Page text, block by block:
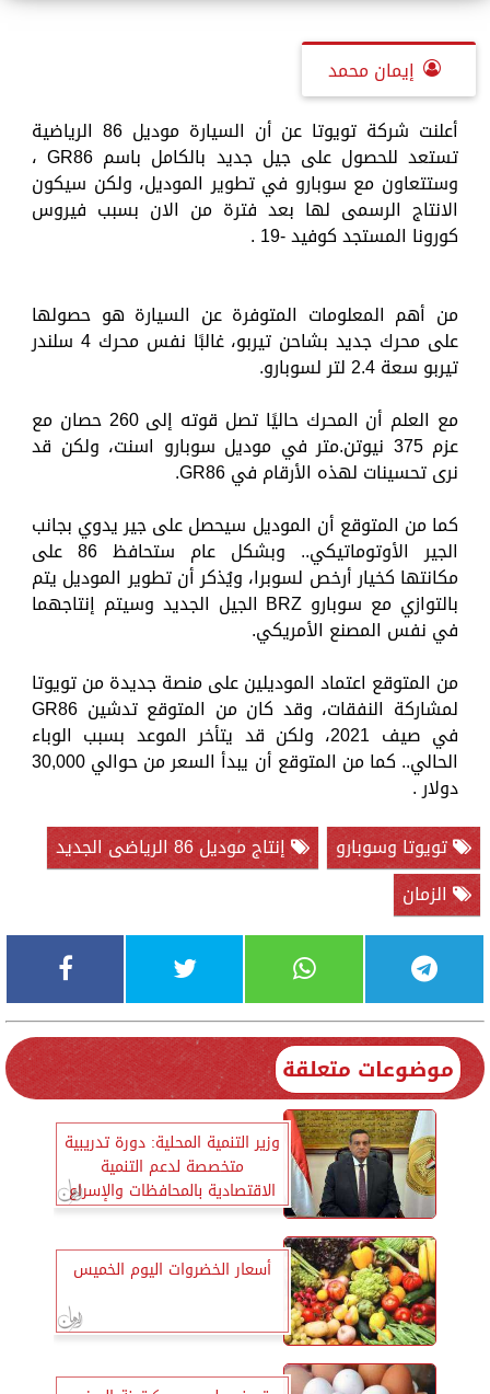
إيمان محمد
أعلنت شركة تويوتا عن أن السيارة موديل 86 الرياضية
تستعد للحصول على جيل جديد بالكامل باسم GR86 ،
وستتعاون مع سوبارو في تطوير الموديل، ولكن سيكون
الانتاج الرسمى لها بعد فترة من الان بسبب فيروس
كورونا المستجد كوفيد -19 .
من أهم المعلومات المتوفرة عن السيارة هو حصولها
على محرك جديد بشاحن تيربو، غالبًا نفس محرك 4 سلندر
تيربو سعة 2.4 لتر لسوبارو.
مع العلم أن المحرك حاليًا تصل قوته إلى 260 حصان مع
عزم 375 نيوتن.متر في موديل سوبارو اسنت، ولكن قد
نرى تحسينات لهذه الأرقام في GR86.
كما من المتوقع أن الموديل سيحصل على جير يدوي بجانب
الجير الأوتوماتيكي.. وبشكل عام ستحافظ 86 على
مكانتها كخيار أرخص لسوبرا، ويُذكر أن تطوير الموديل يتم
بالتوازي مع سوبارو BRZ الجيل الجديد وسيتم إنتاجهما
في نفس المصنع الأمريكي.
من المتوقع اعتماد الموديلين على منصة جديدة من تويوتا
لمشاركة النفقات، وقد كان من المتوقع تدشين GR86
في صيف 2021، ولكن قد يتأخر الموعد بسبب الوباء
الحالي.. كما من المتوقع أن يبدأ السعر من حوالي 30,000
دولار .
تويوتا وسوبارو
إنتاج موديل 86 الرياضى الجديد
الزمان
موضوعات متعلقة
وزير التنمية المحلية: دورة تدريبية
متخصصة لدعم التنمية
الاقتصادية بالمحافظات والإسراع
بالتنمية
أسعار الخضروات اليوم الخميس